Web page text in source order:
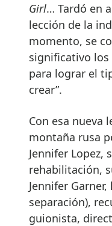
Girl… Tardó en
lección de la
momento, se
significativo los
para lograr el
crear”.
Con esa nueva
montaña rusa
Jennifer Lopez,
rehabilitación,
Jennifer
separación),
guionista,